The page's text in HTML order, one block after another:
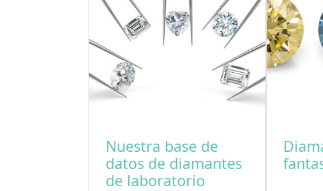
Nuestra base de
datos de diamantes
de laboratorio